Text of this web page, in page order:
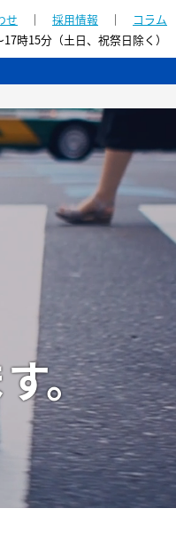
せ ｜ 採用情報 ｜
コラム
時15分（土日、祝祭日除く）
。